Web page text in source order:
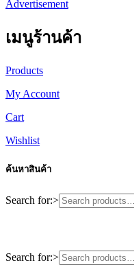
Advertisement
เมนูร้านค้า
Products
My Account
Cart
Wishlist
ค้นหาสินค้า
Search for:>
Search for:>